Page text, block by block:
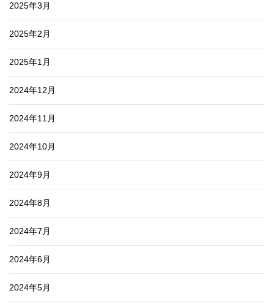
2025年3月
2025年2月
2025年1月
2024年12月
2024年11月
2024年10月
2024年9月
2024年8月
2024年7月
2024年6月
2024年5月